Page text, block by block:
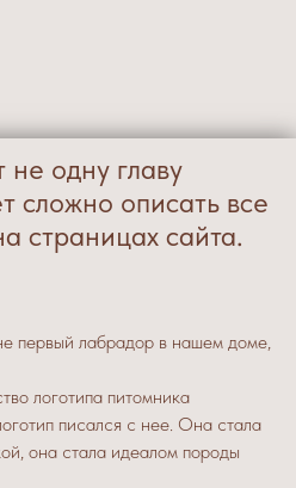
не одну главу
сложно описать все
страницах сайта.
первый лабрадор в нашем доме,
логотипа питомника
писался с нее. Она стала
она стала идеалом породы